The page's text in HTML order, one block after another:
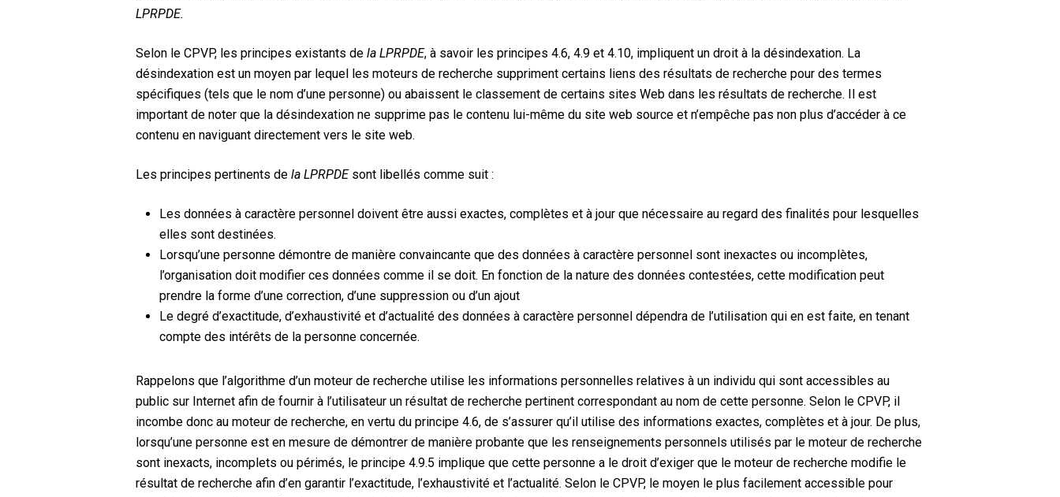
LPRPDE.
Selon le CPVP, les principes existants dela LPRPDE, à savoir les principes 4.6, 4.9 et 4.10, impliquent un droit à la désindexation. La
désindexation est un moyen par lequel les moteurs de recherche suppriment certains liens des résultats de recherche pour des termes
spécifiques (tels que le nom d’une personne) ou abaissent le classement de certains sites Web dans les résultats de recherche. Il est
important de noter que la désindexation ne supprime pas le contenu lui-même du site web source et n’empêche pas non plus d’accéder à ce
contenu en naviguant directement vers le site web.
Les principes pertinents dela LPRPDEsont libellés comme suit :
Les données à caractère personnel doivent être aussi exactes, complètes et à jour que nécessaire au regard des finalités pour lesquelles
elles sont destinées.
Lorsqu’une personne démontre de manière convaincante que des données à caractère personnel sont inexactes ou incomplètes,
l’organisation doit modifier ces données comme il se doit. En fonction de la nature des données contestées, cette modification peut
prendre la forme d’une correction, d’une suppression ou d’un ajout
Le degré d’exactitude, d’exhaustivité et d’actualité des données à caractère personnel dépendra de l’utilisation qui en est faite, en tenant
compte des intérêts de la personne concernée.
Rappelons que l’algorithme d’un moteur de recherche utilise les informations personnelles relatives à un individu qui sont accessibles au
public sur Internet afin de fournir à l’utilisateur un résultat de recherche pertinent correspondant au nom de cette personne. Selon le CPVP, il
incombe donc au moteur de recherche, en vertu du principe 4.6, de s’assurer qu’il utilise des informations exactes, complètes et à jour. De plus,
lorsqu’une personne est en mesure de démontrer de manière probante que les renseignements personnels utilisés par le moteur de recherche
sont inexacts, incomplets ou périmés, le principe 4.9.5 implique que cette personne a le droit d’exiger que le moteur de recherche modifie le
résultat de recherche afin d’en garantir l’exactitude, l’exhaustivité et l’actualité. Selon le CPVP, le moyen le plus facilement accessible pour